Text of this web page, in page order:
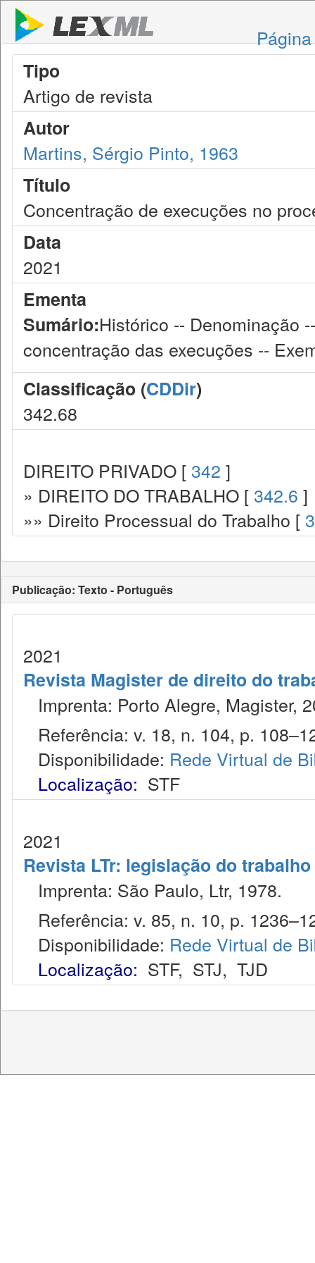
Tipo
Artigo de revista
Autor
Martins, Sérgio Pinto, 1963
Título
Concentração de execuções no
Data
2021
Ementa
Sumário:Histórico -- Denominação
concentração das execuções --
Classificação (CDDir)
342.68
DIREITO PRIVADO [ 342 ]
» DIREITO DO TRABALHO [ 342.6 ]
»» Direito Processual do Trabalho [
Publicação: Texto - Português
2021
Revista Magister de direito do
Imprenta: Porto Alegre, Magister,
Referência: v. 18, n. 104, p.
Disponibilidade: Rede Virtual de
Localização: STF
2021
Revista LTr: legislação do trabalho
Imprenta: São Paulo, Ltr, 1978.
Referência: v. 85, n. 10, p.
Disponibilidade: Rede Virtual de
Localização: STF, STJ, TJD